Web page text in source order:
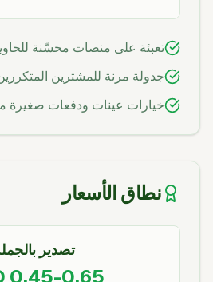
تعبئة على منصات محسّنة
جدولة مرنة للمشترين
خيارات عينات ودفعات صغيرة
نطاق الأسعار
تصدير
0.45-0.65